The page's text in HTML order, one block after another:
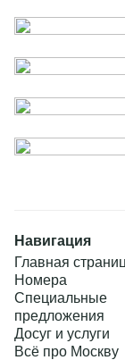
Партнеры
Блог
Правовая
Telegram
Навигация
Главная
Номера
Специальные
предложения
Досуг и услуги
Всё про Москву